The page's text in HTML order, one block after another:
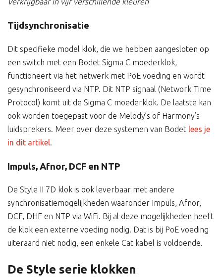
Tijdsynchronisatie
Dit specifieke model klok, die we hebben aangesloten op
een switch met een Bodet Sigma C moederklok,
functioneert via het netwerk met PoE voeding en wordt
gesynchroniseerd via NTP. Dit NTP signaal (Network Time
Protocol) komt uit de Sigma C moederklok. De laatste kan
ook worden toegepast voor de Melody’s of Harmony’s
luidsprekers. Meer over deze systemen van Bodet lees je
in dit artikel.
Impuls, Afnor, DCF en NTP
De Style II 7D klok is ook leverbaar met andere
synchronisatiemogelijkheden waaronder Impuls, Afnor,
DCF, DHF en NTP via WiFi. Bij al deze mogelijkheden heeft
de klok een externe voeding nodig. Dat is bij PoE voeding
uiteraard niet nodig, een enkele Cat kabel is voldoende.
De Style serie klokken